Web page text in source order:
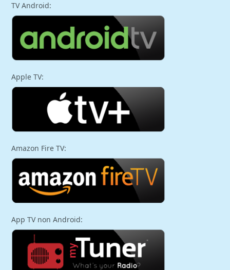
TV Android:
Apple TV:
Amazon Fire TV:
App TV non Android: